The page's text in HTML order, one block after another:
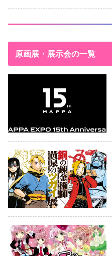
原画展・展示会の一覧